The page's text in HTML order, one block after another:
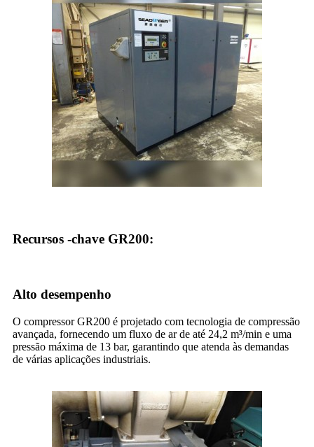
Recursos -chave GR200:
Alto desempenho
O compressor GR200 é projetado com tecnologia de compressão
avançada, fornecendo um fluxo de ar de até 24,2 m³/min e uma
pressão máxima de 13 bar, garantindo que atenda às demandas
de várias aplicações industriais.